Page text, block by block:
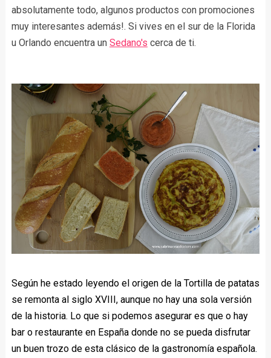
absolutamente todo, algunos productos con promociones
muy interesantes además!. Si vives en el sur de la Florida
u Orlando encuentra un Sedano's cerca de ti.
Según he estado leyendo el origen de la Tortilla de patatas
se remonta al siglo XVIII, aunque no hay una sola versión
de la historia. Lo que si podemos asegurar es que o hay
bar o restaurante en España donde no se pueda disfrutar
un buen trozo de esta clásico de la gastronomía española.